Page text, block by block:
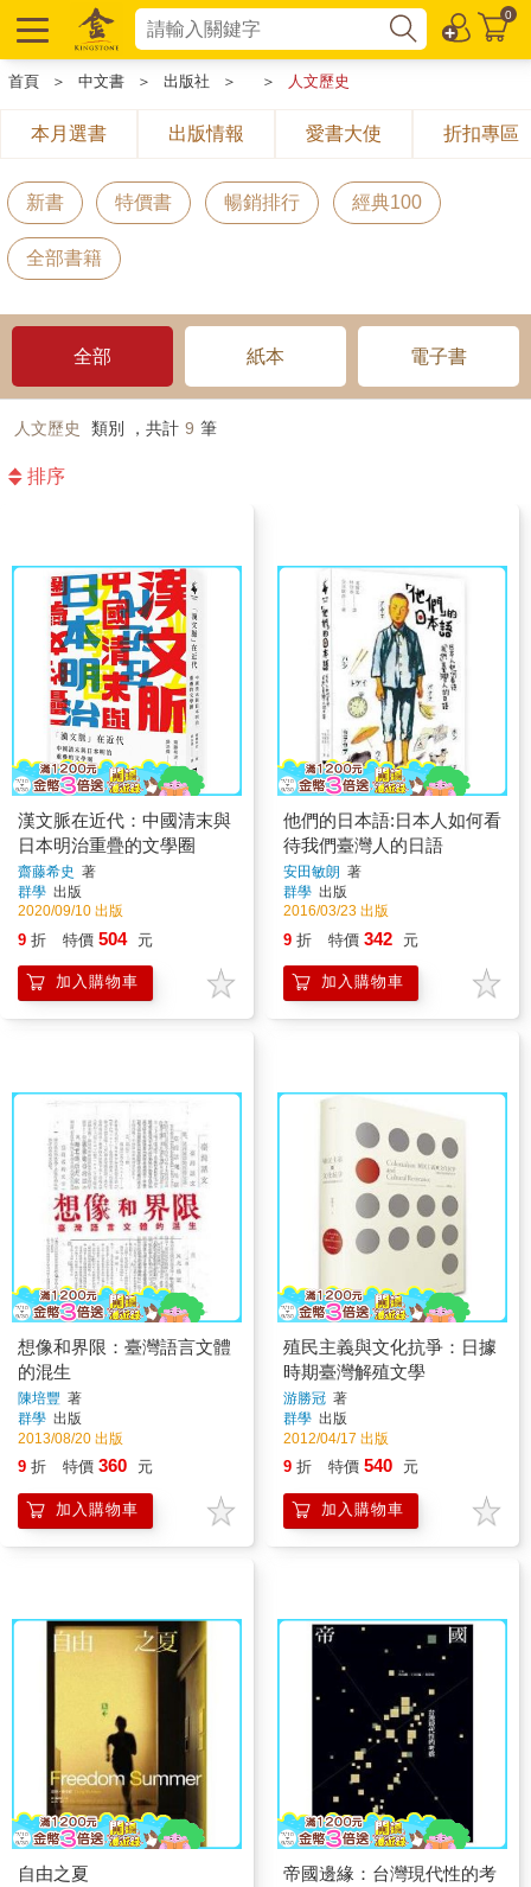
0
首頁 ＞ 中文書 ＞ 出版社 ＞ ＞ 人文歷史
本月選書 出版情報 愛書大使 折扣專區
新書 特價書 暢銷排行 經典100
全部書籍
全部 紙本 電子書
人文歷史 類別 ，共計 9 筆
排序
漢文脈在近代：中國清末與
日本明治重疊的文學圈
齋藤希史 著
群學 出版
2020/09/10 出版
9 折 特價 504 元
加入購物車
他們的日本語:日本人如何看
待我們臺灣人的日語
安田敏朗 著
群學 出版
2016/03/23 出版
9 折 特價 342 元
加入購物車
想像和界限：臺灣語言文體
的混生
陳培豐 著
群學 出版
2013/08/20 出版
9 折 特價 360 元
加入購物車
殖民主義與文化抗爭：日據
時期臺灣解殖文學
游勝冠 著
群學 出版
2012/04/17 出版
9 折 特價 540 元
加入購物車
自由之夏
帝國邊緣：台灣現代性的考